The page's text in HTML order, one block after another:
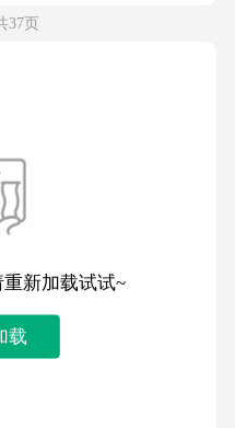
37页
新加载试试~
载